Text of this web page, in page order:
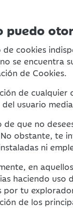
puedo
de cookies
se encuentra
de Cookies.
de
usuario
de que no
obstante, te
ni
en
haciendo uso
por tu
de los